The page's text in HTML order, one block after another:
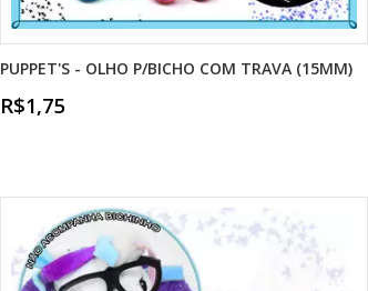
PUPPET'S - OLHO P/BICHO COM TRAVA (15MM)
R$1,75